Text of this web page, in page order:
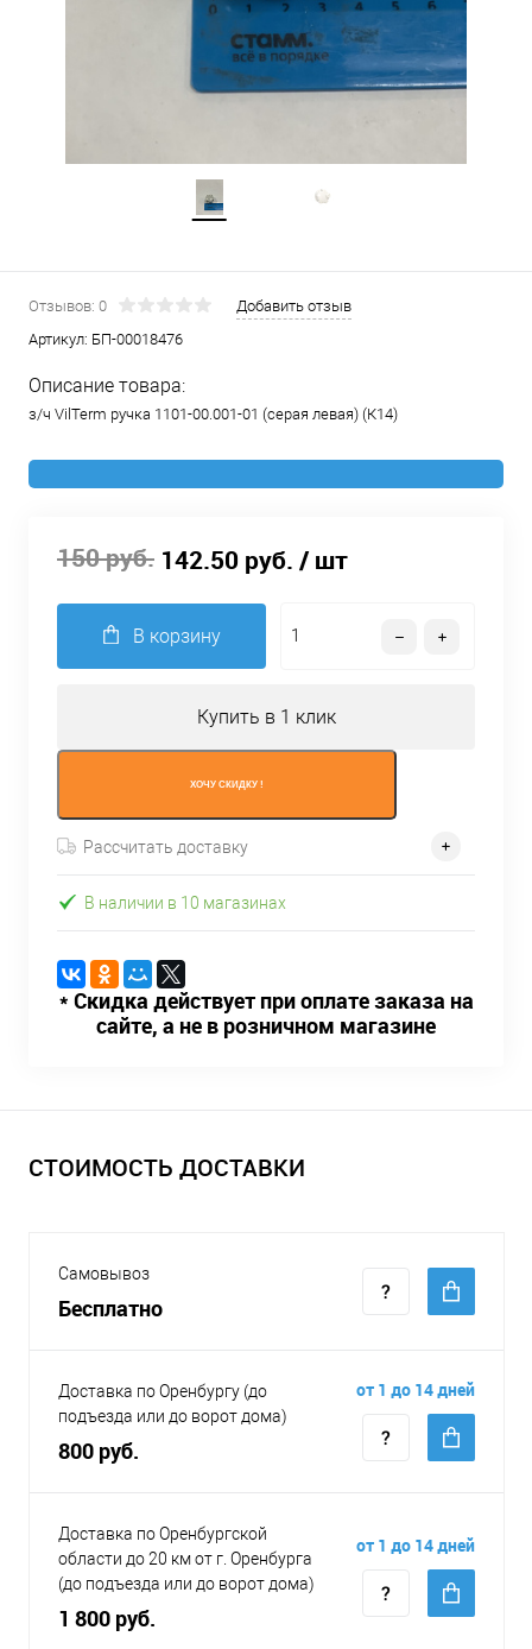
Отзывов: 0
Добавить отзыв
Артикул: БП-00018476
Описание товара:
з/ч VilTerm ручка 1101-00.001-01 (серая левая) (К14)
150 руб. 142.50 руб. / шт
В корзину
Купить в 1 клик
ХОЧУ СКИДКУ !
Рассчитать доставку
В наличии в 10 магазинах
* Скидка действует при оплате заказа на
сайте, а не в розничном магазине
СТОИМОСТЬ ДОСТАВКИ
Самовывоз
Бесплатно
Доставка по Оренбургу (до
подъезда или до ворот дома)
800 руб.
от 1 до 14 дней
Доставка по Оренбургской
области до 20 км от г. Оренбурга
(до подъезда или до ворот дома)
1 800 руб.
от 1 до 14 дней